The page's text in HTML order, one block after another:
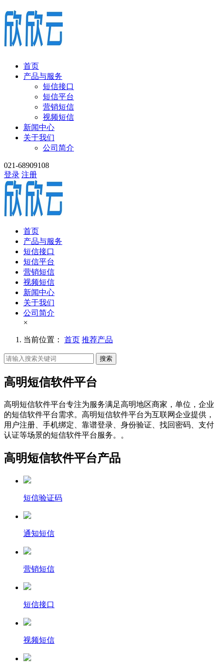
首页
产品与服务
短信接口
短信平台
营销短信
视频短信
新闻中心
关于我们
公司简介
021-68909108
登录 注册
首页
产品与服务
短信接口
短信平台
营销短信
视频短信
新闻中心
关于我们
公司简介
×
当前位置： 首页 推荐产品
搜索
高明短信软件平台
高明短信软件平台专注为服务满足高明地区商家，单位，企业
的短信软件平台需求。高明短信软件平台为互联网企业提供，
用户注册、手机绑定、靠谱登录、身份验证、找回密码、支付
认证等场景的短信软件平台服务。。
高明短信软件平台产品
短信验证码
通知短信
营销短信
短信接口
视频短信